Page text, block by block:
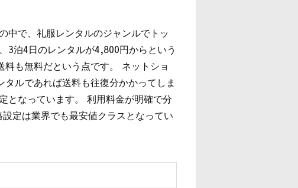
中で、礼服レンタルのジャンルでトッ
3泊4日のレンタルが4,800円からという
も無料だという点です。 ネットショ
ルであれば送料も往復分かかってしま
となっています。 利用料金が明確で分
定は業界でも最安値クラスとなってい